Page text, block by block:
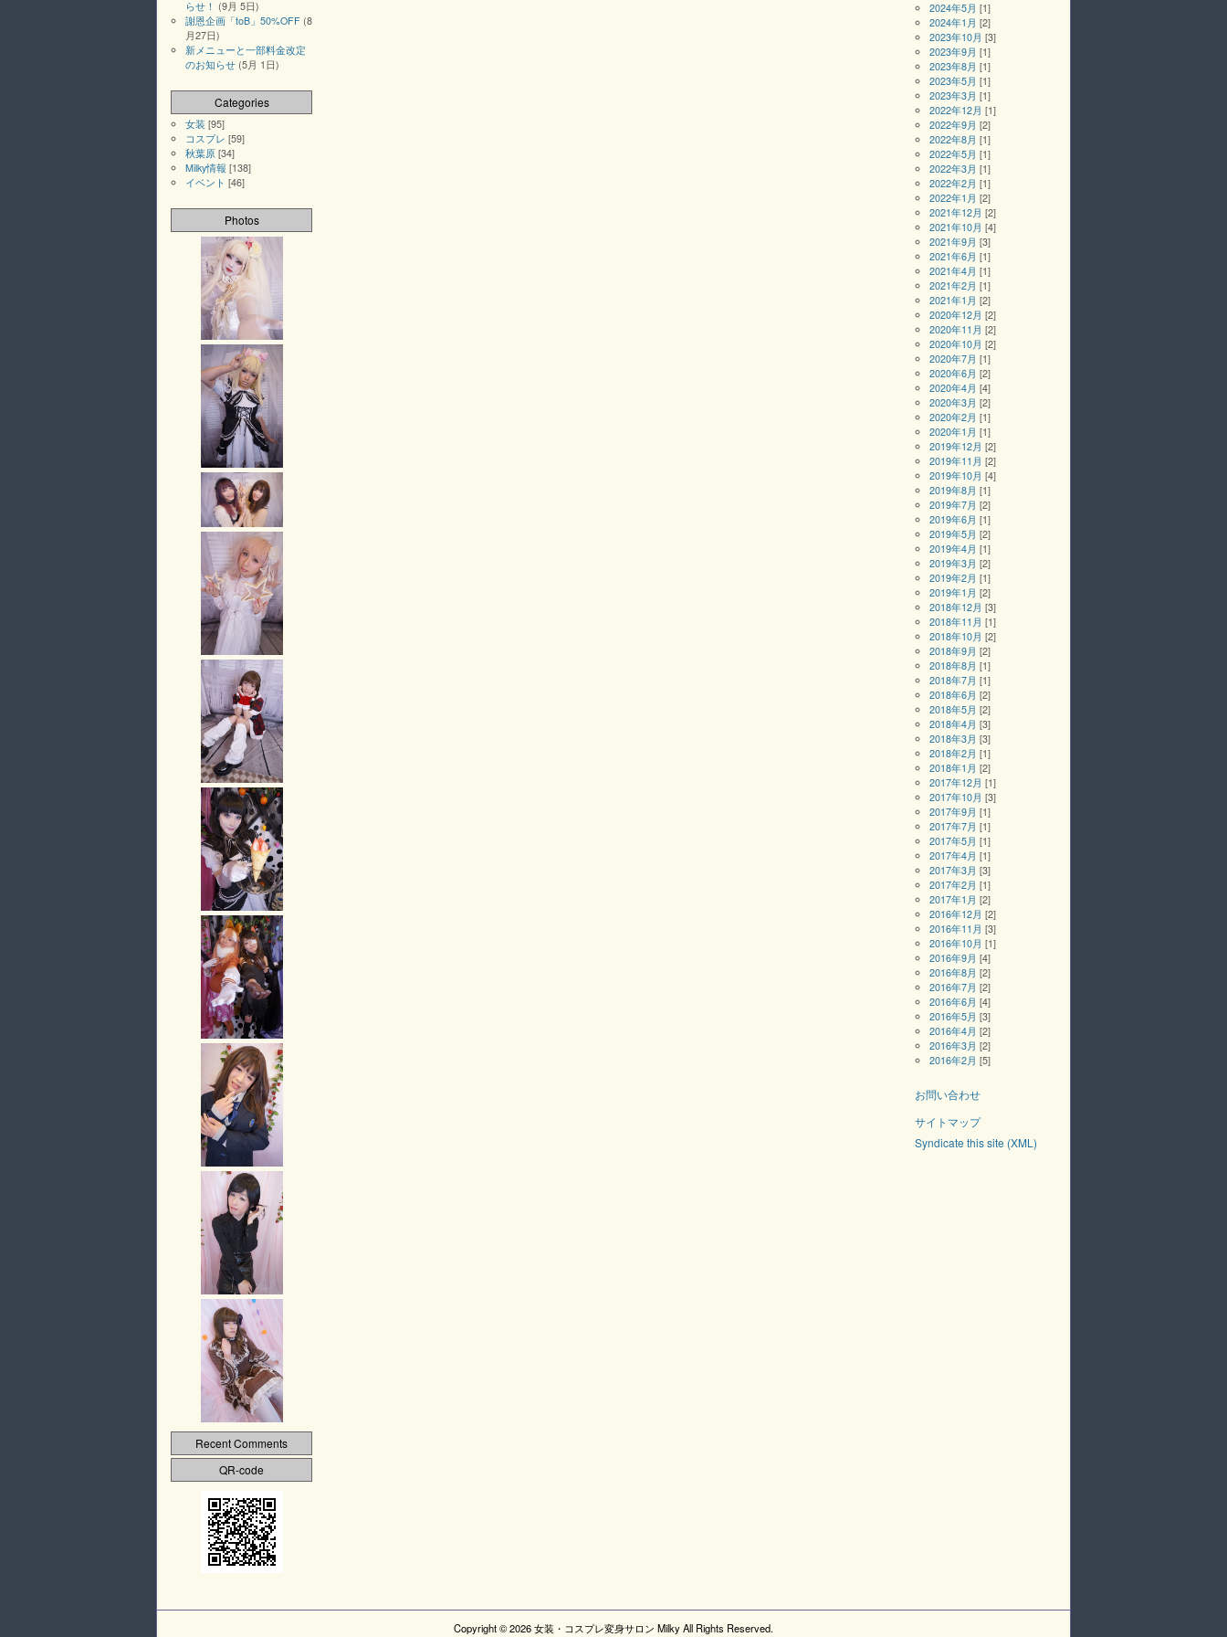
らせ！ (9月 5日)
謝恩企画「toB」50%OFF (8
月27日)
新メニューと一部料金改定
のお知らせ (5月 1日)
Categories
女装 [95]
コスプレ [59]
秋葉原 [34]
Milky情報 [138]
イベント [46]
Photos
Recent Comments
QR-code
2024年5月 [1]
2024年1月 [2]
2023年10月 [3]
2023年9月 [1]
2023年8月 [1]
2023年5月 [1]
2023年3月 [1]
2022年12月 [1]
2022年9月 [2]
2022年8月 [1]
2022年5月 [1]
2022年3月 [1]
2022年2月 [1]
2022年1月 [2]
2021年12月 [2]
2021年10月 [4]
2021年9月 [3]
2021年6月 [1]
2021年4月 [1]
2021年2月 [1]
2021年1月 [2]
2020年12月 [2]
2020年11月 [2]
2020年10月 [2]
2020年7月 [1]
2020年6月 [2]
2020年4月 [4]
2020年3月 [2]
2020年2月 [1]
2020年1月 [1]
2019年12月 [2]
2019年11月 [2]
2019年10月 [4]
2019年8月 [1]
2019年7月 [2]
2019年6月 [1]
2019年5月 [2]
2019年4月 [1]
2019年3月 [2]
2019年2月 [1]
2019年1月 [2]
2018年12月 [3]
2018年11月 [1]
2018年10月 [2]
2018年9月 [2]
2018年8月 [1]
2018年7月 [1]
2018年6月 [2]
2018年5月 [2]
2018年4月 [3]
2018年3月 [3]
2018年2月 [1]
2018年1月 [2]
2017年12月 [1]
2017年10月 [3]
2017年9月 [1]
2017年7月 [1]
2017年5月 [1]
2017年4月 [1]
2017年3月 [3]
2017年2月 [1]
2017年1月 [2]
2016年12月 [2]
2016年11月 [3]
2016年10月 [1]
2016年9月 [4]
2016年8月 [2]
2016年7月 [2]
2016年6月 [4]
2016年5月 [3]
2016年4月 [2]
2016年3月 [2]
2016年2月 [5]
お問い合わせ
サイトマップ
Syndicate this site (XML)
Copyright ©2026女装・コスプレ変身サロン MilkyAll Rights Reserved.